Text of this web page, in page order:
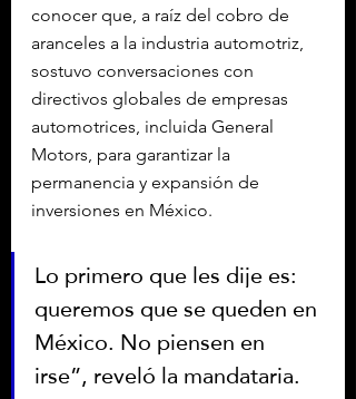
conocer que, a raíz del cobro de
aranceles a la industria automotriz,
sostuvo conversaciones con
directivos globales de empresas
automotrices, incluida General
Motors, para garantizar la
permanencia y expansión de
inversiones en México.
Lo primero que les dije es:
queremos que se queden en
México. No piensen en
irse”, reveló la mandataria.